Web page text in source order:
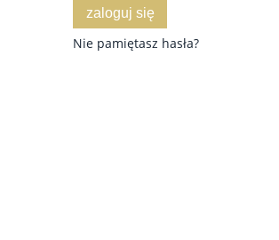
zaloguj się
Nie pamiętasz hasła?